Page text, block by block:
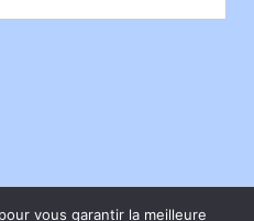
vous garantir la meilleure